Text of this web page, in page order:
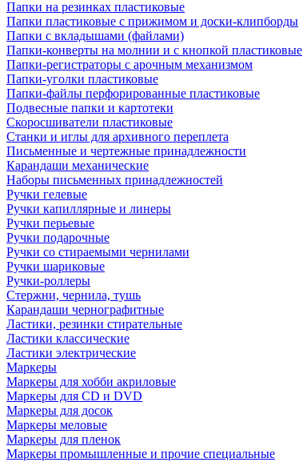
Папки на резинках пластиковые
Папки пластиковые с прижимом и доски-клипборды
Папки с вкладышами (файлами)
Папки-конверты на молнии и с кнопкой пластиковые
Папки-регистраторы с арочным механизмом
Папки-уголки пластиковые
Папки-файлы перфорированные пластиковые
Подвесные папки и картотеки
Скоросшиватели пластиковые
Станки и иглы для архивного переплета
Письменные и чертежные принадлежности
Карандаши механические
Наборы письменных принадлежностей
Ручки гелевые
Ручки капиллярные и линеры
Ручки перьевые
Ручки подарочные
Ручки со стираемыми чернилами
Ручки шариковые
Ручки-роллеры
Стержни, чернила, тушь
Карандаши чернографитные
Ластики, резинки стирательные
Ластики классические
Ластики электрические
Маркеры
Маркеры для хобби акриловые
Маркеры для CD и DVD
Маркеры для досок
Маркеры меловые
Маркеры для пленок
Маркеры промышленные и прочие специальные